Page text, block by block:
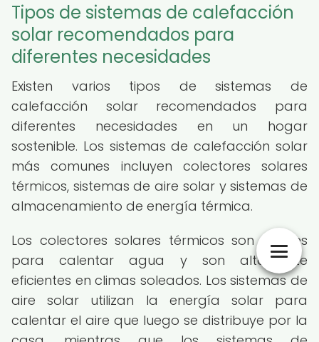
Tipos de sistemas de calefacción
solar recomendados para
diferentes necesidades
Existen varios tipos de sistemas de
calefacción solar recomendados para
diferentes necesidades en un hogar
sostenible. Los sistemas de calefacción solar
más comunes incluyen colectores solares
térmicos, sistemas de aire solar y sistemas de
almacenamiento de energía térmica.
Los colectores solares térmicos son ideales
para calentar agua y son altamente
eficientes en climas soleados. Los sistemas de
aire solar utilizan la energía solar para
calentar el aire que luego se distribuye por la